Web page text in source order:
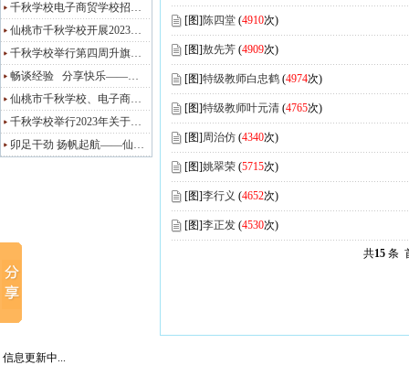
千秋学校电子商贸学校招…
仙桃市千秋学校开展2023…
千秋学校举行第四周升旗…
畅谈经验 分享快乐——…
仙桃市千秋学校、电子商…
千秋学校举行2023年关于…
卯足干劲 扬帆起航——仙…
[图]陈四堂 (4910次)
[图]敖先芳 (4909次)
[图]特级教师白忠鹤 (4974次)
[图]特级教师叶元清 (4765次)
[图]周治仿 (4340次)
[图]姚翠荣 (5715次)
[图]李行义 (4652次)
[图]李正发 (4530次)
共15 条
信息更新中...